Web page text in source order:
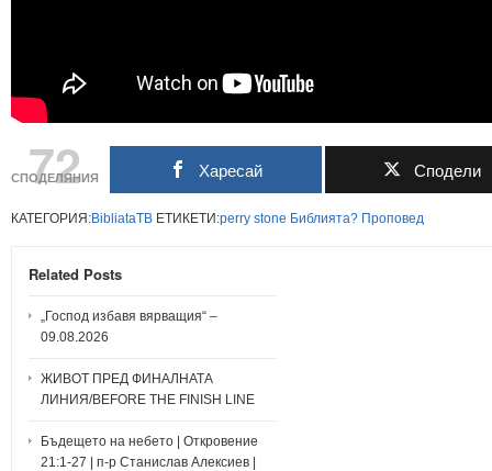
72
СПОДЕЛЯНИЯ Харесай Сподели
КАТЕГОРИЯ:BibliataTB ЕТИКЕТИ:perry stone Библията? Проповед
Related Posts
„Господ избавя вярващия“ –
09.08.2026
ЖИВОТ ПРЕД ФИНАЛНАТА
ЛИНИЯ/BEFORE THE FINISH LINE
Бъдещето на небето | Откровение
21:1-27 | п-р Станислав Алексиев |